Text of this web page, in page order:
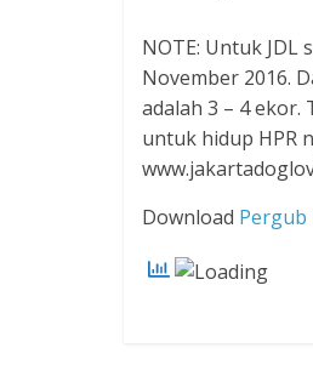
NOTE: Untuk
November 2016.
adalah 3 – 4 ekor.
untuk hidup HPR
Download Pergub